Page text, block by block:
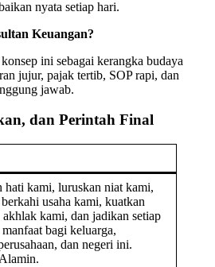
nyata setiap hari.
Keuangan?
ini sebagai kerangka budaya
jujur, pajak tertib, SOP rapi, dan
jawab.
dan Perintah Final
hati kami, luruskan niat kami,
usaha kami, kuatkan
kami, dan jadikan setiap
bagi keluarga,
dan negeri ini.